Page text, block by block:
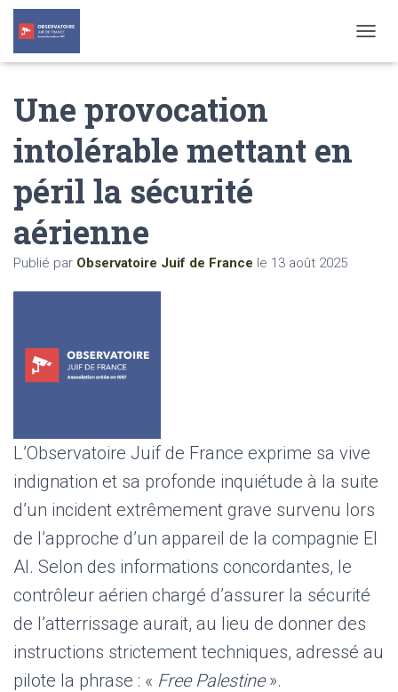
O
Une provocation
intolérable mettant en
péril la sécurité
aérienne
Publié par Observatoire Juif de France le 13 août 2025
L’Observatoire Juif de France exprime sa vive
indignation et sa profonde inquiétude à la suite
d’un incident extrêmement grave survenu lors
de l’approche d’un appareil de la compagnie El
Al. Selon des informations concordantes, le
contrôleur aérien chargé d’assurer la sécurité
de l’atterrissage aurait, au lieu de donner des
instructions strictement techniques, adressé au
pilote la phrase : « Free Palestine».